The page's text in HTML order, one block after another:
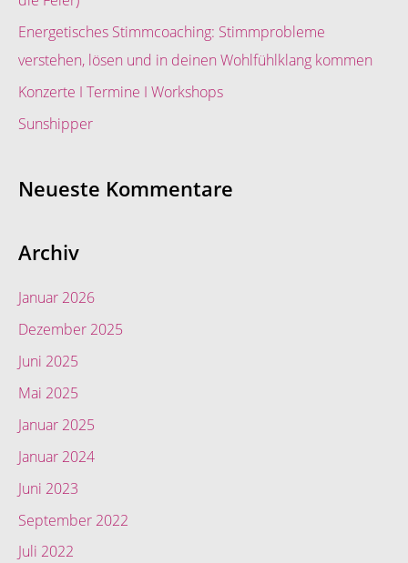
c
Energetisches Stimmcoaching: Stimmprobleme
verstehen, lösen und in deinen Wohlfühlklang kommen
Konzerte I Termine I Workshops
Sunshipper
Neueste Kommentare
Archiv
Januar 2026
Dezember 2025
Juni 2025
Mai 2025
Januar 2025
Januar 2024
Juni 2023
September 2022
Juli 2022